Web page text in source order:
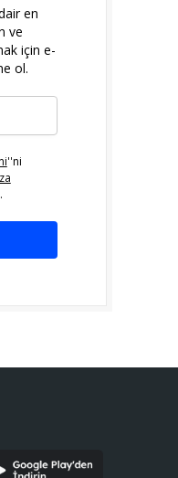
en
ve
için e-
ol.
''ni